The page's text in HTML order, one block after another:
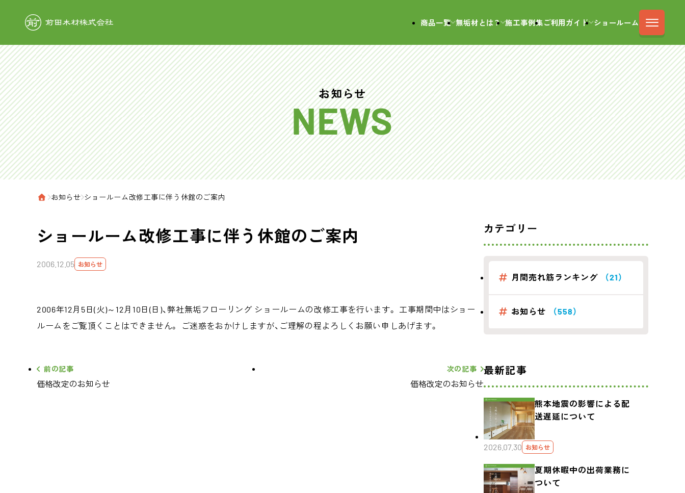
商品一覧 無垢材とは？ 施工事例集 ご利用ガイド ショールーム
お知らせ
ホーム
›お知らせ›ショールーム改修工事に伴う休館のご案内
ショールーム改修工事に伴う休館のご案内
2006.12.05 お知らせ
2006年12月5日(火)～12月10日(日)、弊社無垢フローリング ショールームの改修工事を行います。 工事期間中はショー
ルームをご覧頂くことはできません。 ご迷惑をおかけしますが、ご理解の程よろしくお願い申しあげます。
前の記事
価格改定のお知らせ
次の記事
価格改定のお知らせ
カテゴリー
月間売れ筋ランキング （21）
お知らせ （558）
最新記事
熊本地震の影響による配
送遅延について
2026.07.30 お知らせ
夏期休暇中の出荷業務に
ついて